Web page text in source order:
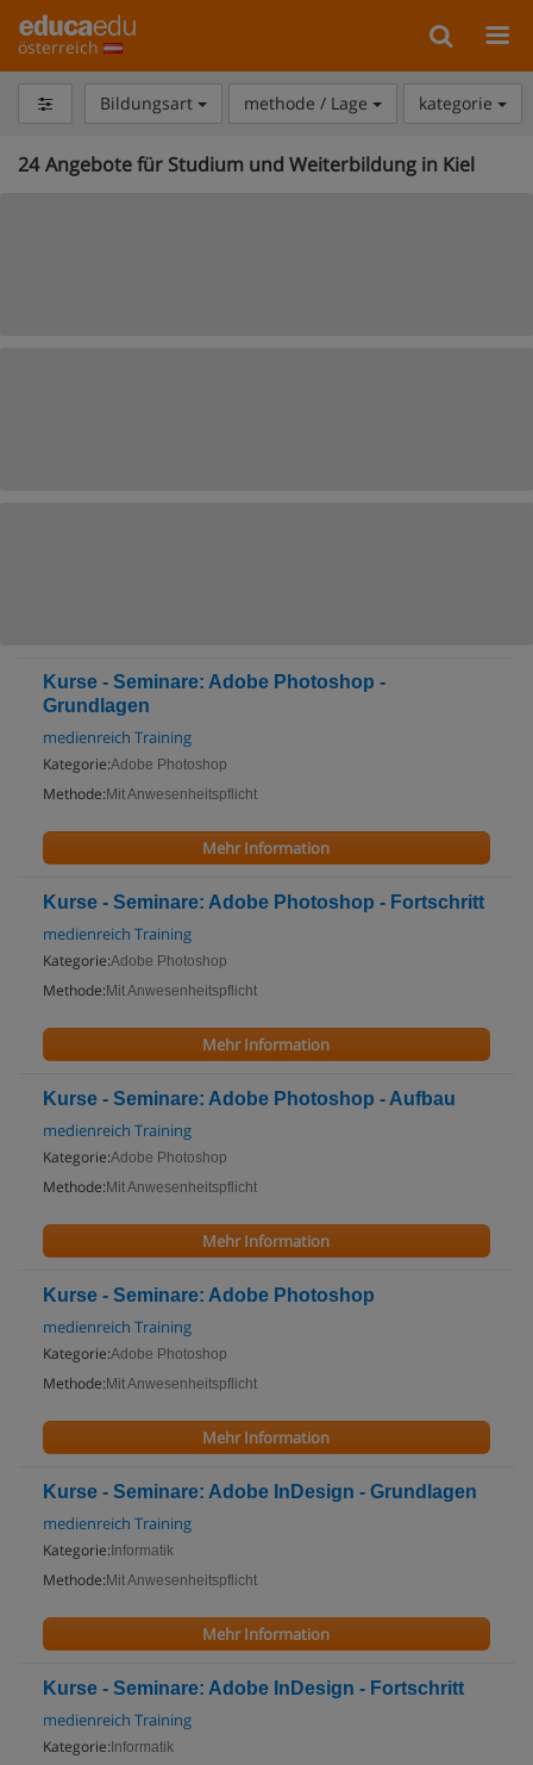
österreich
Bildungsart methode / Lage kategorie
24 Angebote für Studium und Weiterbildung in Kiel
Kurse - Seminare: Adobe Photoshop -
Grundlagen
medienreich Training
Kategorie:Adobe Photoshop
Methode: Mit Anwesenheitspflicht
Mehr Information
Kurse - Seminare: Adobe Photoshop - Fortschritt
medienreich Training
Kategorie:Adobe Photoshop
Methode: Mit Anwesenheitspflicht
Mehr Information
Kurse - Seminare: Adobe Photoshop - Aufbau
medienreich Training
Kategorie:Adobe Photoshop
Methode: Mit Anwesenheitspflicht
Mehr Information
Kurse - Seminare: Adobe Photoshop
medienreich Training
Kategorie:Adobe Photoshop
Methode: Mit Anwesenheitspflicht
Mehr Information
Kurse - Seminare: Adobe InDesign - Grundlagen
medienreich Training
Kategorie: Informatik
Methode: Mit Anwesenheitspflicht
Mehr Information
Kurse - Seminare: Adobe InDesign - Fortschritt
medienreich Training
Kategorie: Informatik